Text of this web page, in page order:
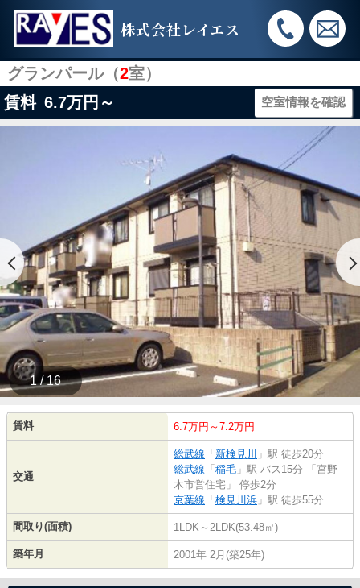
株式会社レイエス
グランパール（2室）
賃料 6.7万円～ 空室情報を確認
1 / 16
賃料 6.7万円～7.2万円
交通
総武線 「 新検見川 」駅 徒歩20分
総武線 「 稲毛 」駅 バス15分 「宮野
木市営住宅」 停歩2分
京葉線 「 検見川浜 」駅 徒歩55分
間取り(面積) 1LDK～2LDK(53.48㎡)
築年月 2001年 2月(築25年)